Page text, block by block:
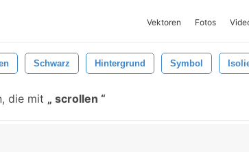
Vektoren Fotos
Schwarz Hintergrund Symbol
die mit scrollen